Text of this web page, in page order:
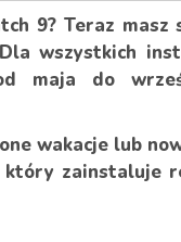
9? Teraz masz
wszystkich
maja do
wakacje lub
zainstaluje